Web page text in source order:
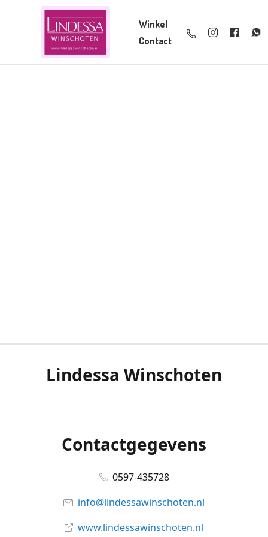
Winkel
Contact
Lindessa Winschoten
Contactgegevens
0597-435728
info@lindessawinschoten.nl
www.lindessawinschoten.nl